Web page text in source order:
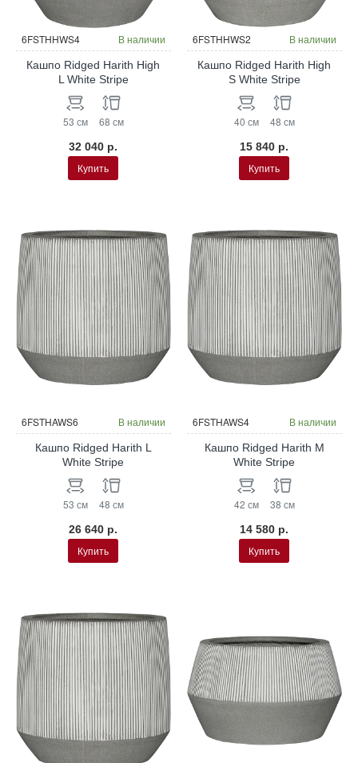
6FSTHHWS4 В наличии
Кашпо Ridged Harith High
L White Stripe
53 см 68 см
32 040 р.
Купить
6FSTHHWS2 В наличии
Кашпо Ridged Harith High
S White Stripe
40 см 48 см
15 840 р.
Купить
6FSTHAWS6 В наличии
Кашпо Ridged Harith L
White Stripe
53 см 48 см
26 640 р.
Купить
6FSTHAWS4 В наличии
Кашпо Ridged Harith M
White Stripe
42 см 38 см
14 580 р.
Купить